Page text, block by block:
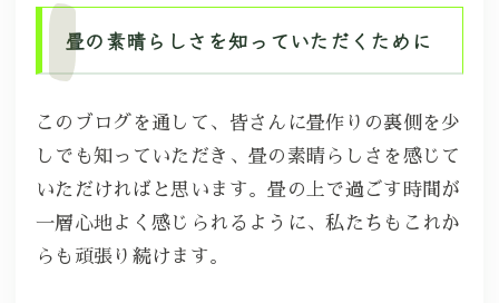
畳の素晴らしさを知っていただくために
このブログを通して、皆さんに畳作りの裏側を少
しでも知っていただき、畳の素晴らしさを感じて
いただければと思います。畳の上で過ごす時間が
一層心地よく感じられるように、私たちもこれか
らも頑張り続けます。